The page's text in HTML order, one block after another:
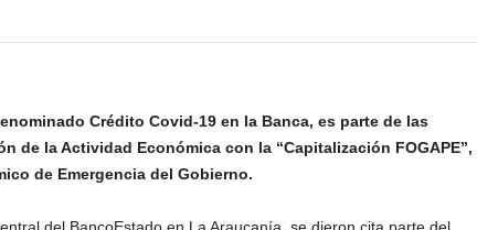
Crédito Covid-19 en la Banca, es parte de las
de la Actividad Económica con la “Capitalización FOGAPE”,
de Emergencia del Gobierno.